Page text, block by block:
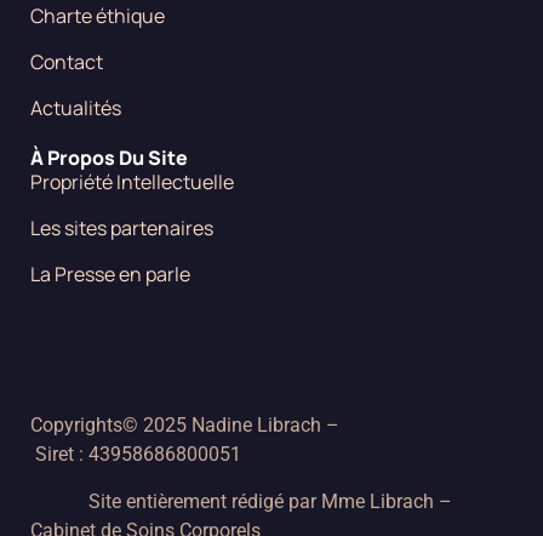
Charte éthique
Contact
Actualités
À Propos Du Site
Propriété Intellectuelle
Les sites partenaires
La Presse en parle
Copyrights© 2025 Nadine Librach –
Siret : 43958686800051
Site entièrement rédigé par Mme Librach –
Cabinet de Soins Corporels